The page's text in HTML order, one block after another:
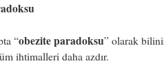
“obezite paradoksu” olarak
ihtimalleri daha azdır.